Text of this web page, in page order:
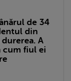
de 34
din
A
cum fiul ei